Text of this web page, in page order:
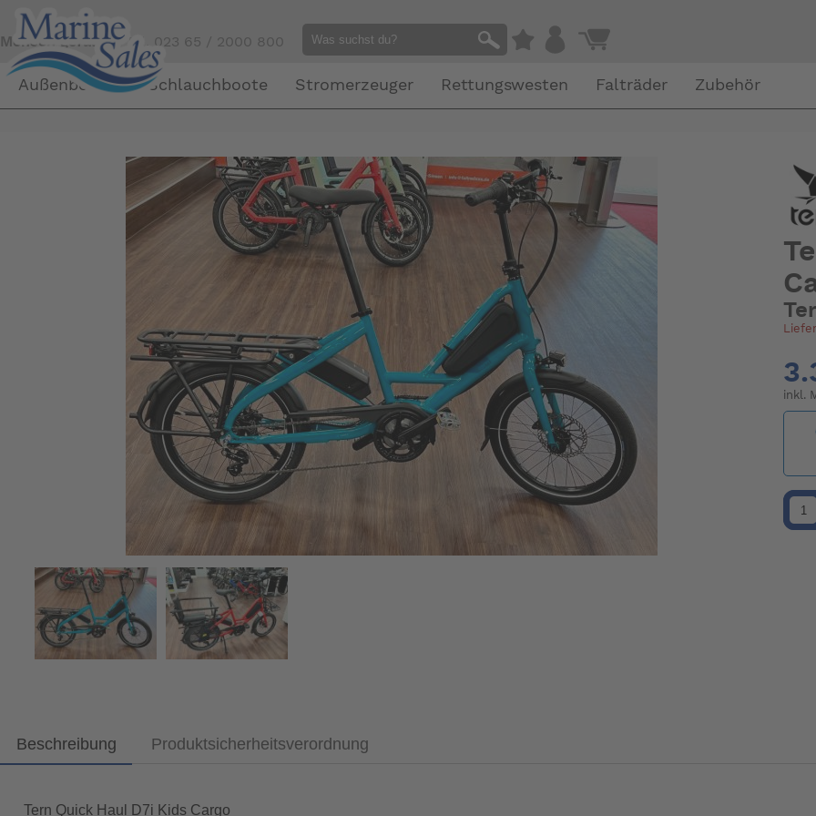
Mensch gefällig?Tel. 023 65 / 2000 800
Außenborder Schlauchboote Stromerzeuger Rettungswesten Falträder Zubehör
inkl.
Beschreibung Produktsicherheitsverordnung
Tern Quick Haul D7i Kids Cargo